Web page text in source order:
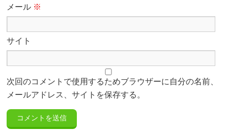
メール ※
サイト
次回のコメントで使用するためブラウザーに自分の名前、
メールアドレス、サイトを保存する。